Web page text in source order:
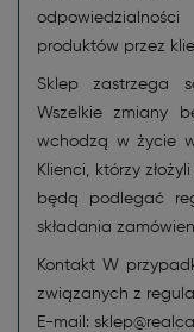
produktów przez
Sklep zastrzega
Wszelkie zmiany
wchodzą w życie
Klienci, którzy
będą podlegać
składania
Kontakt W
związanych z
E-mail: